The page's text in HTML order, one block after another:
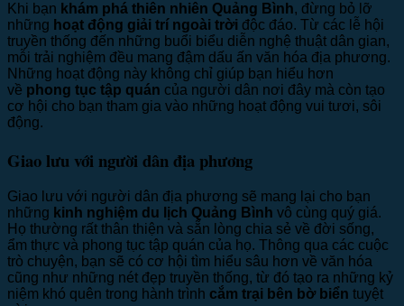
Khi bạn khám phá thiên nhiên Quảng Bình, đừng bỏ lỡ
những hoạt động giải trí ngoài trời độc đáo. Từ các lễ hội
truyền thống đến những buổi biểu diễn nghệ thuật dân gian,
mỗi trải nghiệm đều mang đậm dấu ấn văn hóa địa phương.
Những hoạt động này không chỉ giúp bạn hiểu hơn
về phong tục tập quán của người dân nơi đây mà còn tạo
cơ hội cho bạn tham gia vào những hoạt động vui tươi, sôi
động.
Giao lưu với người dân địa phương
Giao lưu với người dân địa phương sẽ mang lại cho bạn
những kinh nghiệm du lịch Quảng Bình vô cùng quý giá.
Họ thường rất thân thiện và sẵn lòng chia sẻ về đời sống,
ẩm thực và phong tục tập quán của họ. Thông qua các cuộc
trò chuyện, bạn sẽ có cơ hội tìm hiểu sâu hơn về văn hóa
cũng như những nét đẹp truyền thống, từ đó tạo ra những kỷ
niệm khó quên trong hành trình cắm trại bên bờ biển tuyệt